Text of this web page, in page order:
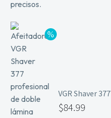
VGR Shaver 377
$84.99